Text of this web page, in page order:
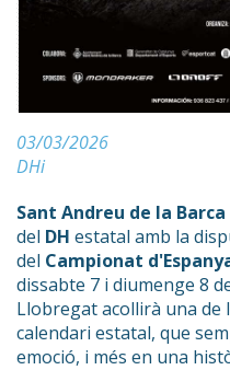
03/03/2026
DHi
Sant Andreu de la Barca
del DH estatal amb la
del Campionat
dissabte 7 i diumenge 8
Llobregat acollirà una de
calendari estatal, que
emoció, i més en una